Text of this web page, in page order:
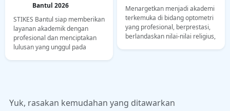
Bantul 2026
STIKES Bantul siap memberikan
layanan akademik dengan
profesional dan menciptakan
lulusan yang unggul pada
Menargetkan menjadi akademi
terkemuka di bidang optometri
yang profesional, berprestasi,
berlandaskan nilai-nilai religius,
Yuk, rasakan kemudahan yang ditawarkan